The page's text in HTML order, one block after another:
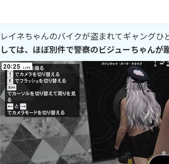
レイネちゃんのバイクが盗まれてギャングひ
しては、ほぼ別件で警察のビジューちゃん